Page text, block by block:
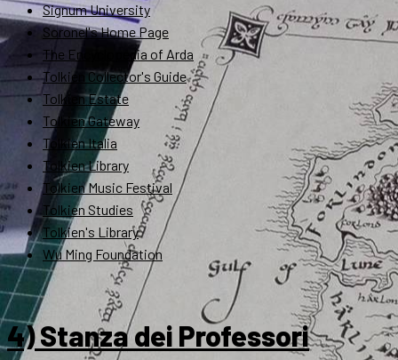
Signum University
Soronel's Home Page
The Encyclopedia of Arda
Tolkien Collector's Guide
Tolkien Estate
Tolkien Gateway
Tolkien Italia
Tolkien Library
Tolkien Music Festival
Tolkien Studies
Tolkien's Library
Wu Ming Foundation
4) Stanza dei Professori